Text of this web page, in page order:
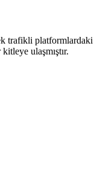
trafikli platformlardaki
ulaşmıştır.